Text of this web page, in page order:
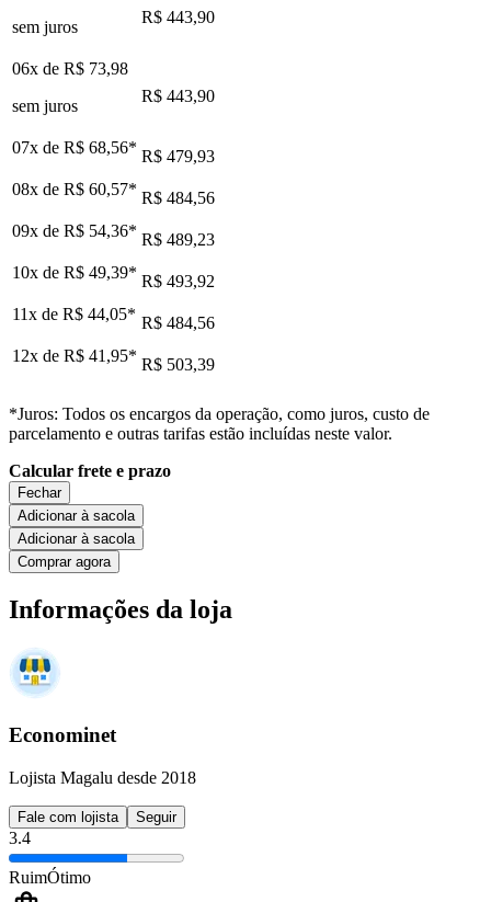
sem juros
R$ 443,90
06x de R$ 73,98
sem juros
R$ 443,90
07x de R$ 68,56* R$ 479,93
08x de R$ 60,57* R$ 484,56
09x de R$ 54,36* R$ 489,23
10x de R$ 49,39* R$ 493,92
11x de R$ 44,05* R$ 484,56
12x de R$ 41,95* R$ 503,39
*Juros: Todos os encargos da operação, como juros, custo de
parcelamento e outras tarifas estão incluídas neste valor.
Calcular frete e prazo
Fechar
Adicionar à sacola
Adicionar à sacola
Comprar agora
Informações da loja
Econominet
Lojista Magalu desde 2018
Fale com lojista Seguir
3.4
RuimÓtimo